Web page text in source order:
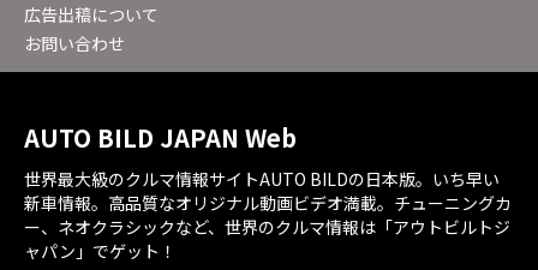
広告出稿について
お問い合わせ
AUTO BILD JAPAN Web
世界最大級のクルマ情報サイトAUTO BILDの日本版。いち早い
新車情報。高品質なオリジナル動画ビデオ満載。チューニングカ
ー、ネオクラシックなど、世界のクルマ情報は「アウトビルトジ
ャパン」でゲット！